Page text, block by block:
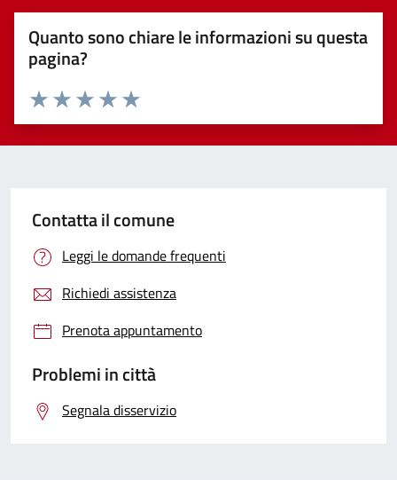
Quanto sono chiare le informazioni su questa
pagina?
Valuta 5 stelle su 5
Valuta 4 stelle su 5
Valuta 3 stelle su 5
Valuta 2 stelle su 5
Valuta 1 stelle su 5
Contatta il comune
Leggi le domande frequenti
Richiedi assistenza
Prenota appuntamento
Problemi in città
Segnala disservizio